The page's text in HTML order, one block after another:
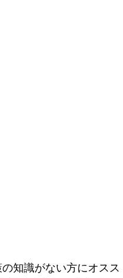
知識がない方にオスス